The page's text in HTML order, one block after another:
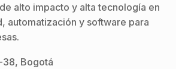
alto impacto y alta tecnología en
automatización y software para
Bogotá